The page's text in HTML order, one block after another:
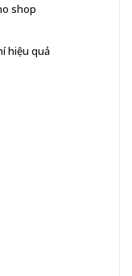
shop
hiệu quả